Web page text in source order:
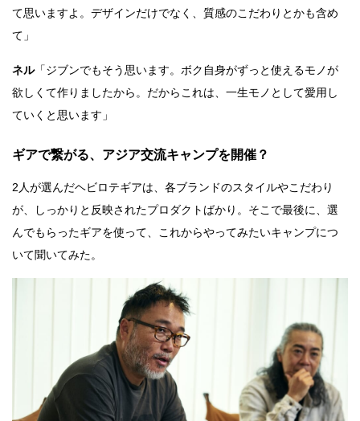
て思いますよ。デザインだけでなく、質感のこだわりとかも含め
て」
ネル「ジブンでもそう思います。ボク自身がずっと使えるモノが
欲しくて作りましたから。だからこれは、一生モノとして愛用し
ていくと思います」
ギアで繋がる、アジア交流キャンプを開催？
2人が選んだヘビロテギアは、各ブランドのスタイルやこだわり
が、しっかりと反映されたプロダクトばかり。そこで最後に、選
んでもらったギアを使って、これからやってみたいキャンプにつ
いて聞いてみた。